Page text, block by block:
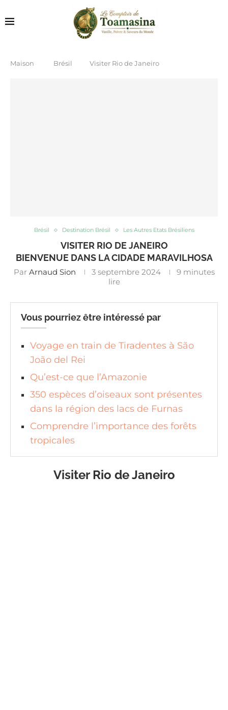
Maison Brésil Visiter Rio de Janeiro
Brésil Destination Brésil Les Autres Etats Brésiliens
VISITER RIO DE JANEIRO
BIENVENUE DANS LA CIDADE MARAVILHOSA
Par Arnaud Sion 3 septembre 2024
9 minutes
lire
Vous pourriez être intéressé par
Voyage en train de Tiradentes à São
João del Rei
Qu’est-ce que l’Amazonie
350 espèces d’oiseaux sont présentes
dans la région des lacs de Furnas
Comprendre l’importance des forêts
tropicales
Visiter Rio de Janeiro